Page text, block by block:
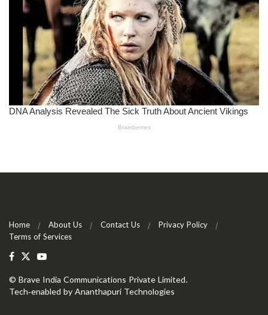
Home About Us Contact Us
Privacy Policy
Terms of Services
© Brave India Communications Private Limited.
Tech-enabled by Ananthapuri Technologies